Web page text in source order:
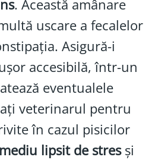
. Această amânare
uscare a fecalelor
Asigură-i
accesibilă, într-un
eventualele
veterinarul pentru
în cazul pisicilor
mediu lipsit de stresși